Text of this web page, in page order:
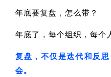
年底要复盘，怎么带？
年底了，每个组织，每个
复盘，不仅是迭代和反
会。